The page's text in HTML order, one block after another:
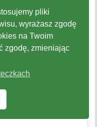
pliki
wyrażasz zgodę
na Twoim
zgodę, zmieniając